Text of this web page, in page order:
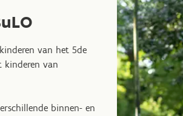
van het 5de
kinderen van
binnen- en